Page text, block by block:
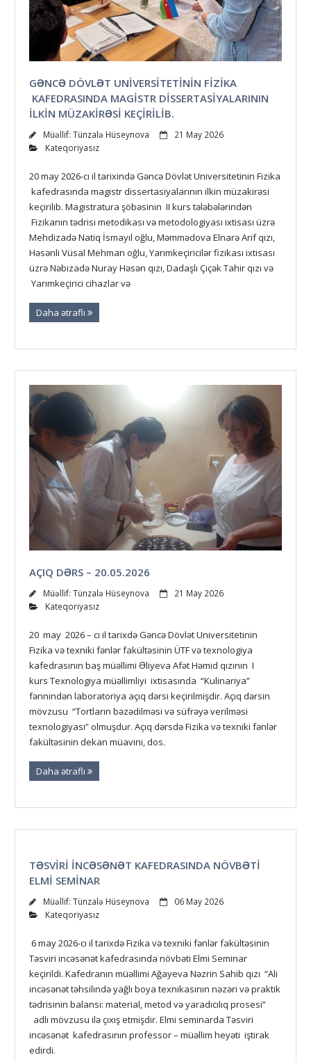
GƏNCƏ DÖVLƏT UNIVERSITETININ FIZIKA
KAFEDRASINDA MAGISTR DISSERTASIYALARININ
ILKIN MÜZAKIRƏSI KEÇIRILIB.
Müəllif: Tünzalə Hüseynova
21 May 2026
Kateqoriyasız
20 may 2026-cı il tarixində Gəncə Dövlət Universitetinin Fizika
kafedrasında magistr dissertasiyalarının ilkin müzakirəsi
keçirilib. Magistratura şöbəsinin II kurs tələbələrindən
Fizikanın tədrisi metodikası və metodologiyası ixtisası üzrə
Mehdizadə Natiq İsmayıl oğlu, Məmmədova Elnarə Arif qızı,
Həsənli Vüsal Mehman oğlu, Yarımkeçiricilər fizikası ixtisası
üzrə Nəbizadə Nuray Həsən qızı, Dadaşlı Çiçək Tahir qızı və
Yarımkeçirici cihazlar və
Daha ətraflı
AÇIQ DƏRS – 20.05.2026
Müəllif: Tünzalə Hüseynova
21 May 2026
Kateqoriyasız
20 may 2026 – cı il tarixdə Gəncə Dövlət Universitetinin
Fizika və texniki fənlər fakültəsinin ÜTF və texnologiya
kafedrasının baş müəllimi Əliyeva Afət Həmid qızının I
kurs Texnologiya müəllimliyi ixtisasında “Kulinariya”
fənnindən laboratoriya açıq dərsi keçirilmişdir. Açıq dərsin
mövzusu “Tortların bəzədilməsi və süfrəyə verilməsi
texnologiyası” olmuşdur. Açıq dərsdə Fizika və texniki fənlər
fakültəsinin dekan müavini, dos.
Daha ətraflı
TƏSVIRI INCƏSƏNƏT KAFEDRASINDA NÖVBƏTI
ELMI SEMINAR
Müəllif: Tünzalə Hüseynova
06 May 2026
Kateqoriyasız
6 may 2026-cı il tarixdə Fizika və texniki fənlər fakültəsinin
Təsviri incəsənət kafedrasında növbəti Elmi Seminar
keçirildi. Kafedranın müəllimi Ağayeva Nəzrin Sahib qızı “Ali
incəsənət təhsilində yağlı boya texnikasının nəzəri və praktik
tədrisinin balansı: material, metod və yaradıcılıq prosesi”
adlı mövzusu ilə çıxış etmişdir. Elmi seminarda Təsviri
incəsənət kafedrasının professor – müəllim heyəti iştirak
edirdi.